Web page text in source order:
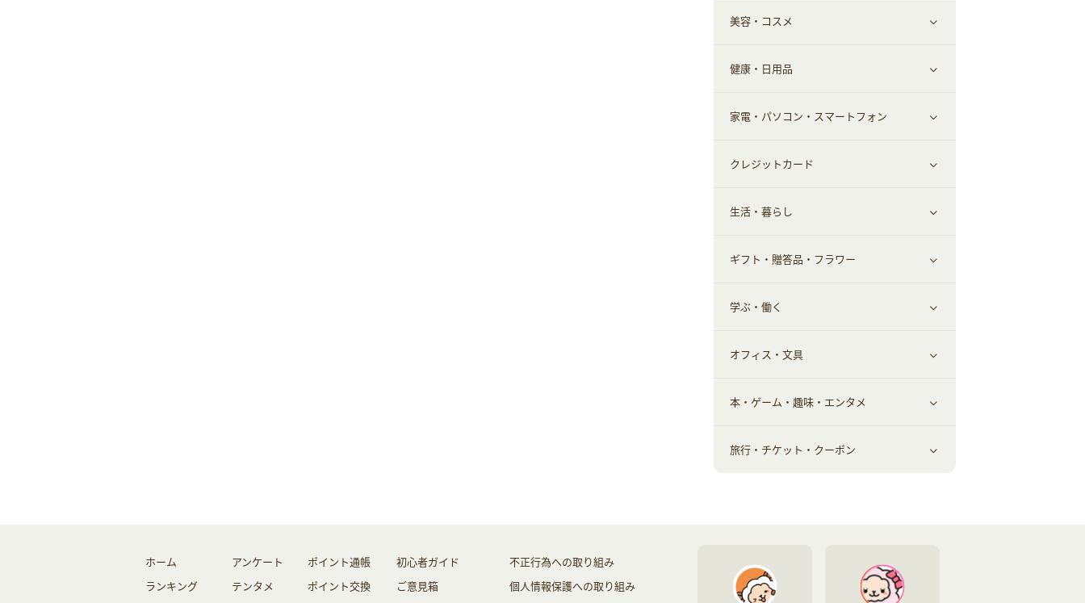
デパート・スーパー
ファッション
インナー・下着
靴・フットウェア
小物・かばん
スーツ・フォーマル
すべて見る
グルメ
ドリンク
お酒
食材宅配
美容・コスメ
すべて見る
スキンケア
メイクアップ
ヘアケア
メンズ美容
美容・ダイエット用品
脱毛用品
美容食品
健康・日用品
すべて見る
健康食品｜青汁・飲料
健康食品｜乳酸菌・ケフィア
健康食品｜その他
スポーツ・フィットネス
日用品・薬局・からだ
家電・パソコン・スマートフォン
すべて見る
家電・パソコン・ソフトウェア
スマホ・携帯電話・SIM
クレジットカード
すべて見る
クレジットカード
生活・暮らし
すべて見る
車情報・カーシェア・レンタル
お役立ち
生活雑貨・家具インテリア
赤ちゃん・こども・マタニティ
ギフト・贈答品・フラワー
すべて見る
ギフト・贈答品
フラワー
学ぶ・働く
すべて見る
習い事・学習・学校
オフィス・文具
すべて見る
オフィス・文具
本・ゲーム・趣味・エンタメ
すべて見る
本
旅行・チケット・クーポン
チケット・クーポン・チラシ
ホーム
ランキング
アンケート
テンタメ
ポイント通帳
ポイント交換
初心者ガイド
ご意見箱
不正行為への取り組み
個人情報保護への取り組み